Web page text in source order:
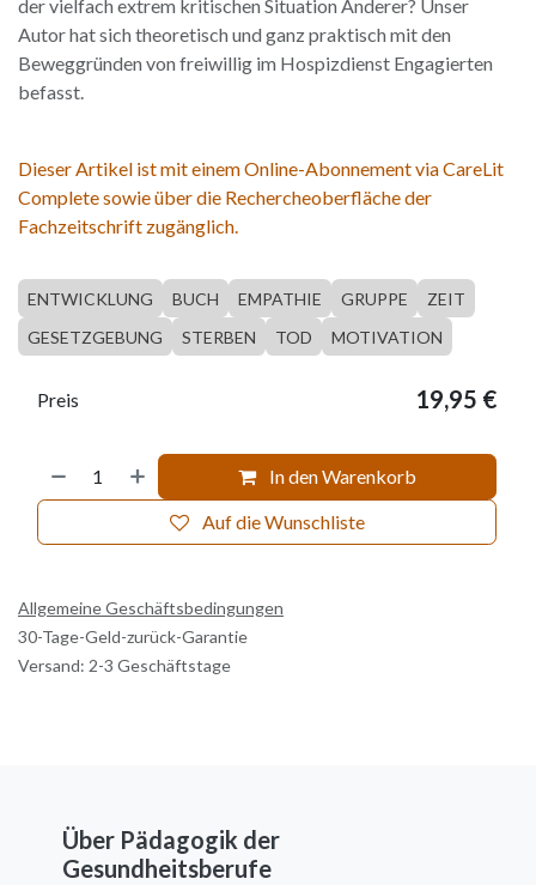
der vielfach extrem kritischen Situation Anderer? Unser
Autor hat sich theoretisch und ganz praktisch mit den
Beweggründen von freiwillig im Hospizdienst Engagierten
befasst.
Dieser Artikel ist mit einem Online-Abonnement via CareLit
Complete sowie über die Rechercheoberfläche der
Fachzeitschrift zugänglich.
ENTWICKLUNG BUCH EMPATHIE GRUPPE
ZEIT
GESETZGEBUNG
STERBEN TOD MOTIVATION
In den Warenkorb
Auf die Wunschliste
Preis 19,95 €
Allgemeine Geschäftsbedingungen
30-Tage-Geld-zurück-Garantie
Versand: 2-3 Geschäftstage
Über Pädagogik der
Gesundheitsberufe